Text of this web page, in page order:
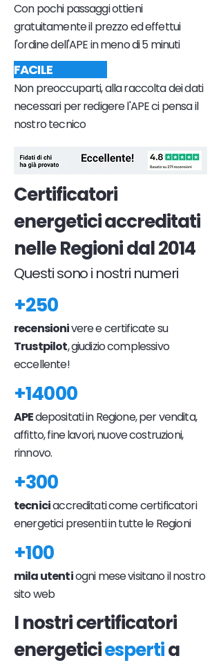
Con pochi passaggi ottieni
gratuitamente il prezzo ed effettui
l'ordine dell'APE in meno di 5 minuti
FACILE
Non preoccuparti, alla raccolta dei dati
necessari per redigere l'APE ci pensa il
nostro tecnico
Certificatori
energetici accreditati
nelle Regioni dal 2014
Questi sono i nostri numeri
+250
recensionivere e certificate su
Trustpilot, giudizio complessivo
eccellente!
+14000
APEdepositati in Regione, per vendita,
affitto, fine lavori, nuove costruzioni,
rinnovo.
+300
tecniciaccreditati come certificatori
energetici presenti in tutte le Regioni
+100
mila utentiogni mese visitano il nostro
sito web
I nostri certificatori
energeticiespertia